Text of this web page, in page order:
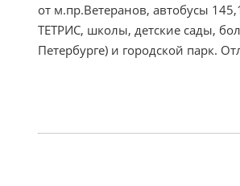
от м.пр.Ветеранов, автобусы
ТЕТРИС, школы, детские сады,
Петербурге) и городской парк.